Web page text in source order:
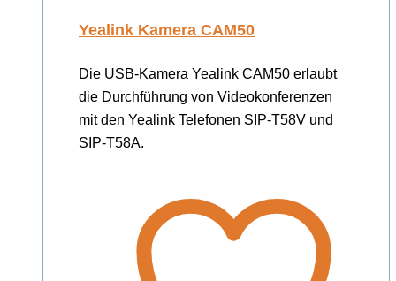
Yealink Kamera CAM50
Die USB-Kamera Yealink CAM50 erlaubt
die Durchführung von Videokonferenzen
mit den Yealink Telefonen SIP-T58V und
SIP-T58A.